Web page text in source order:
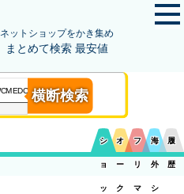
ネットショップをかき集め
まとめて検索 最安値
横断検索
シ
ョ
ッ
オ
ー
ク
フ
リ
マ
海
外
シ
履
歴